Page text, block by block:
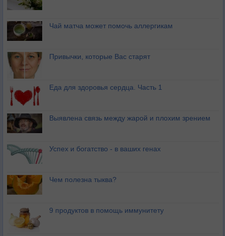
Чай матча может помочь аллергикам
Привычки, которые Вас старят
Еда для здоровья сердца. Часть 1
Выявлена связь между жарой и плохим зрением
Успех и богатство - в ваших генах
Чем полезна тыква?
9 продуктов в помощь иммунитету